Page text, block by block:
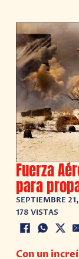
Fuerza
para
SEPTIEMBRE
178 VISTAS
Con un